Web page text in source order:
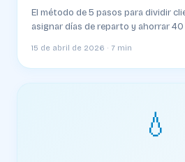
El método de 5 pasos para dividir
asignar días de reparto y ahorrar
15 de abril de 2026 · 7 min
💧